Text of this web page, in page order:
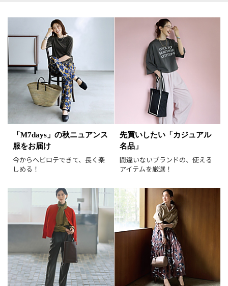
カテゴリ
サイズ
掲載雑誌
円
予約品
在庫あり
画像小 画像大
表示件数 30件 90件
「M7days」の秋ニュアンス
服をお届け
今からヘビロテできて、長く楽
しめる！
先買いしたい「カジュアル
名品」
間違いないブランドの、使える
アイテムを厳選！